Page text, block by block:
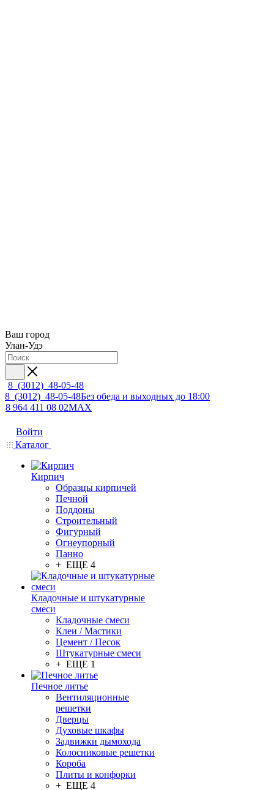
Ваш город
Улан-Удэ
8 (3012) 48-05-48
8 (3012) 48-05-48Без обеда и выходных до 18:00
8 964 411 08 02MAX
Войти
Каталог
Кирпич
Образцы кирпичей
Печной
Поддоны
Строительный
Фигурный
Огнеупорный
Панно
+ ЕЩЕ 4
Кладочные и штукатурные
смеси
Кладочные смеси
Клеи / Мастики
Цемент / Песок
Штукатурные смеси
+ ЕЩЕ 1
Печное литье
Вентиляционные
решетки
Дверцы
Духовые шкафы
Задвижки дымохода
Колосниковые решетки
Короба
Плиты и конфорки
+ ЕЩЕ 4